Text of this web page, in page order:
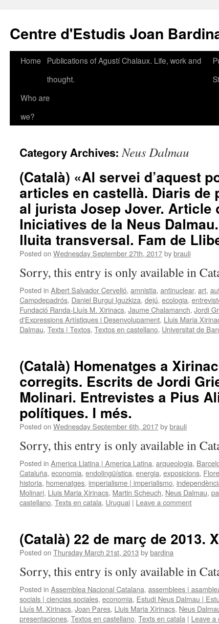
content
Centre d'Estudis Joan
Home
Publications of Agustí Chalaux. Life, work and
thought.
Who are
we?
Category Archives:Neus Dalmau
(Català) «Al servei d’aquest
articles en castellà. Diaris de
al jurista Josep Jover. Article
Iniciatives de la Neus
lluita transversal. Fam de
Posted on Wednesday September 27th, 2017bybrauli
Sorry, this entry is only available in
Posted in Albert Salvador Cervelló, amnistia, antinuclear, art,
Campdepadrós, Daniel Burgui Iguzkiza, dejú, ecologia,
Fundació Randa-Lluís M. Xirinacs, Jaume Chalamanch, Jordi
d'Expressions Artístiques i Desenvolupament, Lluis Maria
Dalmau, Texts | Textos, Textos en castellano, Universitat de
(Català) Homenatges a
corregits. Escrits de Jordi
Molinari. Entrevistes a Pius
polítiques. I més.
Posted on Wednesday September 6th, 2017bybrauli
Sorry, this entry is only available in
Posted in America Llatina | America Latina, arqueologia,
Cataluña, economia, endolingüística, energia, exposicions,
historia, homenatges, imperialisme | imperialismo,
Molinari, Lluis Maria Xirinacs, Martin Scheuch, Neus Dalmau,
castellano, Texts en catala, Uruguai | Leave a comment
(Català) 22 de març de 2013.
Posted on Thursday March 21st, 2013 bybardina
Sorry, this entry is only available in
Posted in Assemblea Nacional Catalana, assemblees |
socials | ciencias sociales, economia, Estudi Neus Dalmau |
Lluís M. Xirinacs, Joan Pares, Lluis Maria Xirinacs, Neus
presentaciones, Textos en castellano, Texts en catala | Leave a